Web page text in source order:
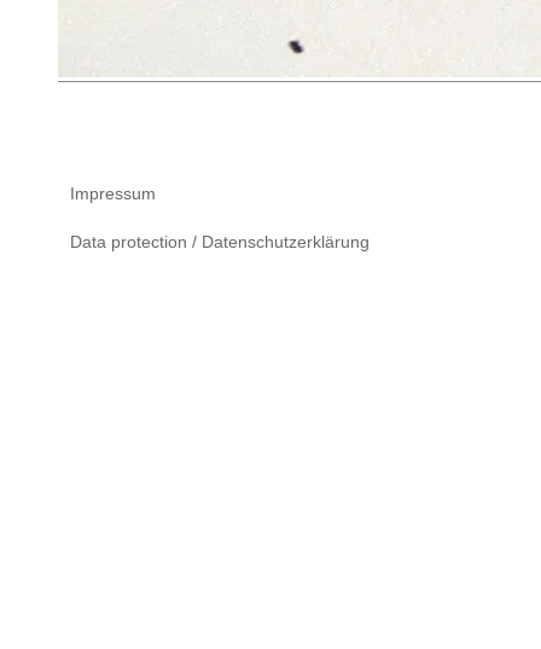
Impressum
Data protection / Datenschutzerklärung